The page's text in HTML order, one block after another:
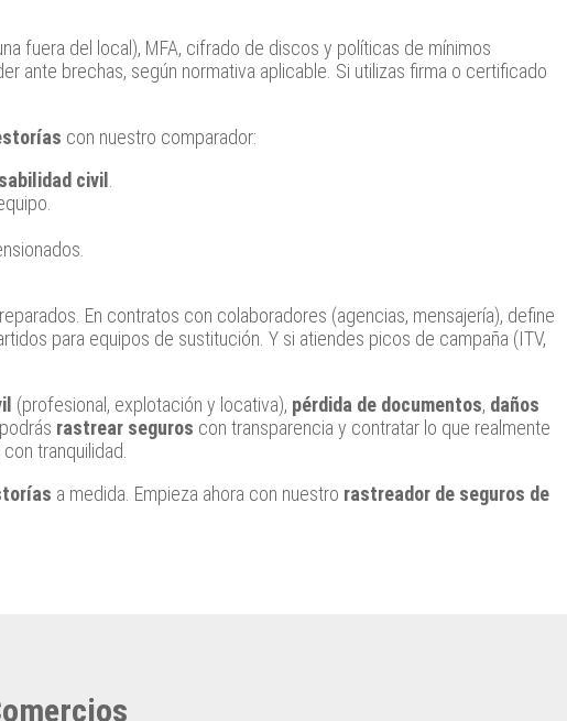
fuera del local), MFA, cifrado de discos y políticas de mínimos
ante brechas, según normativa aplicable. Si utilizas firma o certificado
con nuestro comparador:
civil
En contratos con colaboradores (agencias, mensajería), define
para equipos de sustitución. Y si atiendes picos de campaña (ITV,
(profesional, explotación y locativa), pérdida de documentos, daños
podrás rastrear seguros con transparencia y contratar lo que realmente
tranquilidad.
a medida. Empieza ahora con nuestro rastreador de seguros de